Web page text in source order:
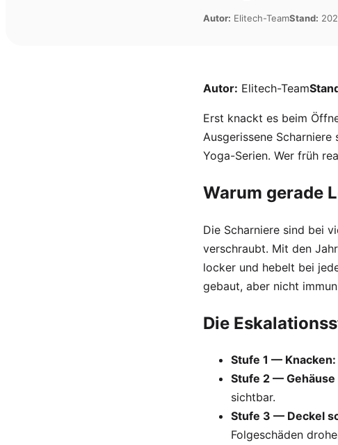
Autor: Elitech-TeamStand:
Autor: Elitech-Team
Erst knackt es beim
Ausgerissene
Yoga-Serien. Wer früh
Warum gerade
Die Scharniere sind bei
verschraubt. Mit den
locker und hebelt bei
gebaut, aber nicht
Die
Stufe 1 — Knacken:
Stufe 2 — Gehäuse
sichtbar.
Stufe 3 — Deckel
Folgeschäden